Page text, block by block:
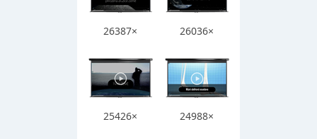
26387× 26036×
25426× 24988×